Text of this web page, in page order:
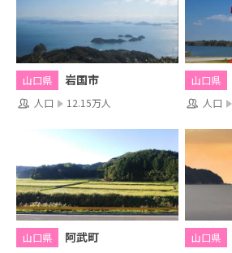
山口県 岩国市
人口 12.15万人
山口県
人口
山口県 阿武町 山口県